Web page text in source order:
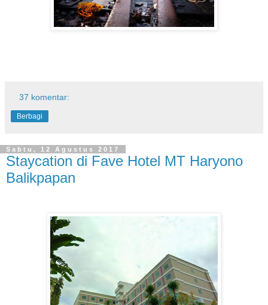
37 komentar:
Berbagi
Sabtu, 12 Agustus 2017
Staycation di Fave Hotel MT Haryono
Balikpapan